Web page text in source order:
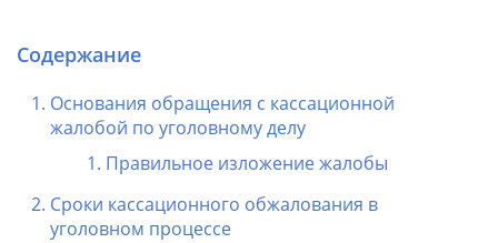
Содержание
Основания обращения с кассационной
жалобой по уголовному делу
Правильное изложение жалобы
Сроки кассационного обжалования в
уголовном процессе